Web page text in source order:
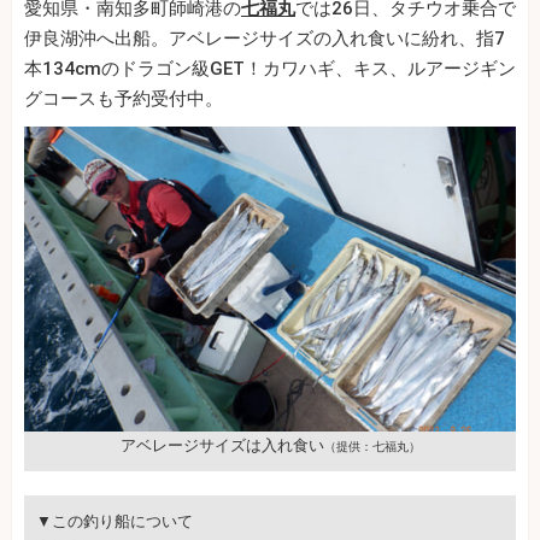
愛知県・南知多町師崎港の七福丸では26日、タチウオ乗合で
伊良湖沖へ出船。アベレージサイズの入れ食いに紛れ、指7
本134cmのドラゴン級GET！カワハギ、キス、ルアージギン
グコースも予約受付中。
アベレージサイズは入れ食い（提供：七福丸）
▼この釣り船について